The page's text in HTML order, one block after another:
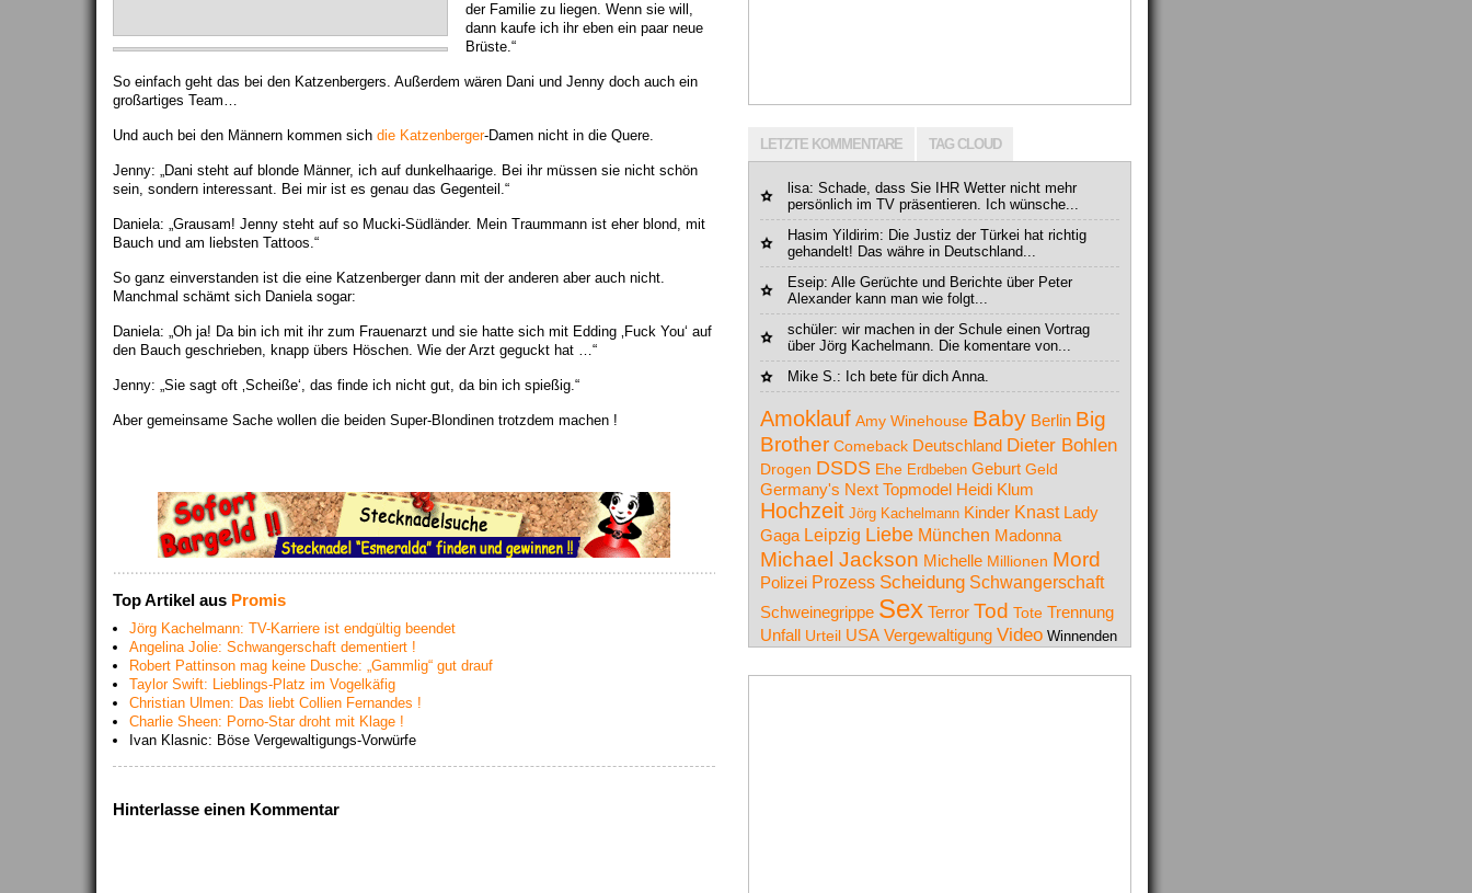
der Familie zu liegen. Wenn sie will,
dann kaufe ich ihr eben ein paar neue
Brüste.“
So einfach geht das bei den Katzenbergers. Außerdem wären Dani und Jenny doch auch ein
großartiges Team…
Und auch bei den Männern kommen sich die Katzenberger-Damen nicht in die Quere.
Jenny: „Dani steht auf blonde Männer, ich auf dunkelhaarige. Bei ihr müssen sie nicht schön
sein, sondern interessant. Bei mir ist es genau das Gegenteil.“
Daniela: „Grausam! Jenny steht auf so Mucki-Südländer. Mein Traummann ist eher blond, mit
Bauch und am liebsten Tattoos.“
So ganz einverstanden ist die eine Katzenberger dann mit der anderen aber auch nicht.
Manchmal schämt sich Daniela sogar:
Daniela: „Oh ja! Da bin ich mit ihr zum Frauenarzt und sie hatte sich mit Edding ‚Fuck You‘ auf
den Bauch geschrieben, knapp übers Höschen. Wie der Arzt geguckt hat …“
Jenny: „Sie sagt oft ‚Scheiße‘, das finde ich nicht gut, da bin ich spießig.“
Aber gemeinsame Sache wollen die beiden Super-Blondinen trotzdem machen !
Top Artikel aus Promis
Jörg Kachelmann: TV-Karriere ist endgültig beendet
Angelina Jolie: Schwangerschaft dementiert !
Robert Pattinson mag keine Dusche: „Gammlig“ gut drauf
Taylor Swift: Lieblings-Platz im Vogelkäfig
Christian Ulmen: Das liebt Collien Fernandes !
Charlie Sheen: Porno-Star droht mit Klage !
Ivan Klasnic: Böse Vergewaltigungs-Vorwürfe
Hinterlasse einen Kommentar
LETZTE KOMMENTARE TAG CLOUD
lisa: Schade, dass Sie IHR Wetter nicht mehr
persönlich im TV präsentieren. Ich wünsche...
Hasim Yildirim: Die Justiz der Türkei hat richtig
gehandelt! Das währe in Deutschland...
Eseip: Alle Gerüchte und Berichte über Peter
Alexander kann man wie folgt...
schüler: wir machen in der Schule einen Vortrag
über Jörg Kachelmann. Die komentare von...
Mike S.: Ich bete für dich Anna.
Amoklauf Amy Winehouse Baby Berlin Big
Brother Comeback Deutschland Dieter Bohlen
Drogen DSDS Ehe Erdbeben Geburt Geld
Germany's Next Topmodel Heidi Klum
Hochzeit Jörg Kachelmann Kinder Knast Lady
Gaga Leipzig Liebe München Madonna
Michael Jackson Michelle Millionen Mord
Polizei Prozess Scheidung Schwangerschaft
Schweinegrippe Sex Terror Tod Tote Trennung
Unfall Urteil USA Vergewaltigung Video Winnenden